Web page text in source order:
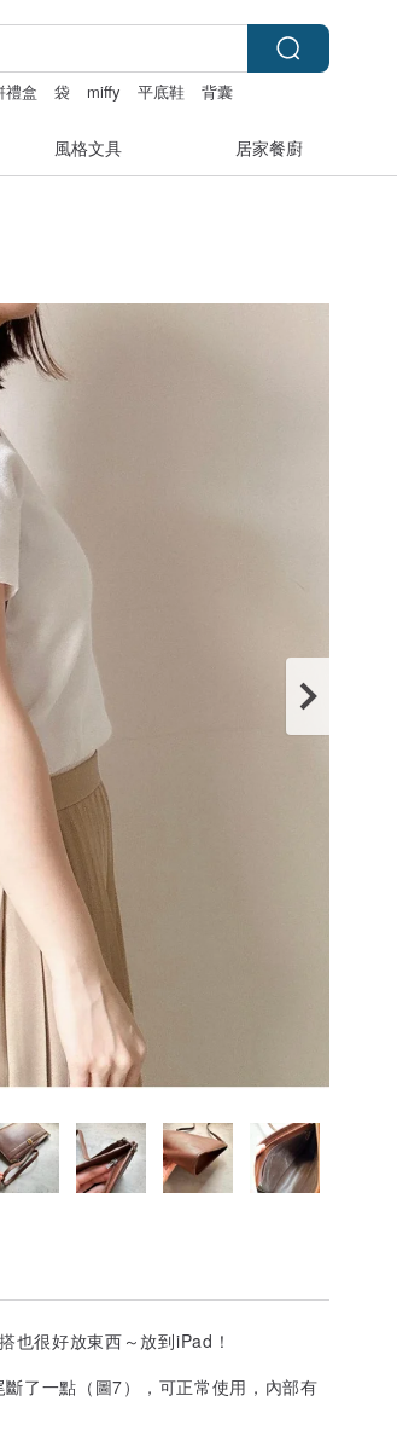
禮盒 袋 miffy 平底鞋 背囊
風格文具 居家餐廚
也很好放東西～放到iPad！
了一點（圖7），可正常使用，內部有